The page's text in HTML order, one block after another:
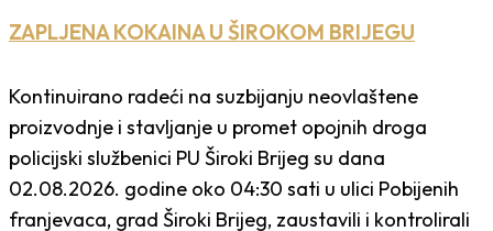
ZAPLJENA KOKAINA U ŠIROKOM BRIJEGU
Kontinuirano radeći na suzbijanju neovlaštene
proizvodnje i stavljanje u promet opojnih droga
policijski službenici PU Široki Brijeg su dana
02.08.2026. godine oko 04:30 sati u ulici Pobijenih
franjevaca, grad Široki Brijeg, zaustavili i kontrolirali